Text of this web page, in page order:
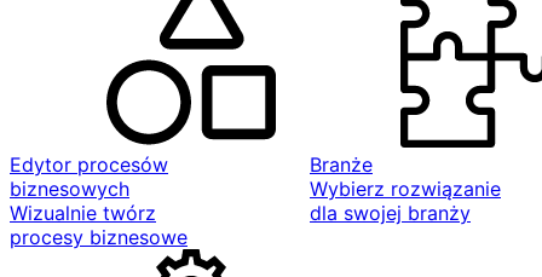
Edytor procesów
biznesowych
Wizualnie twórz
procesy biznesowe
Branże
Wybierz rozwiązanie
dla swojej branży